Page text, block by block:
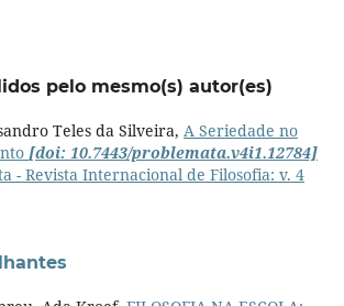
pelo mesmo(s) autor(es)
Teles da Silveira, A Seriedade no
[doi: 10.7443/problemata.v4i1.12784]
- Revista Internacional de Filosofia: v. 4